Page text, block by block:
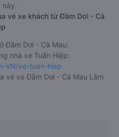
này.
vé xe khách từ Đầm Dơi - Cà
Đầm Dơi - Cà Mau:
nhà xe Tuấn Hiệp:
VN/xe-tuan-hiep
vé xe Đầm Dơi - Cà Mau Lâm